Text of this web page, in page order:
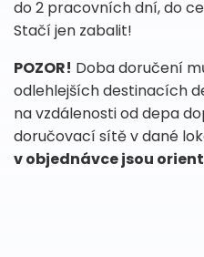
do 2 pracovních dní, do
Stačí jen zabalit!
POZOR! Doba doručení
odlehlejších destinacích
na vzdálenosti od depa
doručovací sítě v dané
v objednávce jsou